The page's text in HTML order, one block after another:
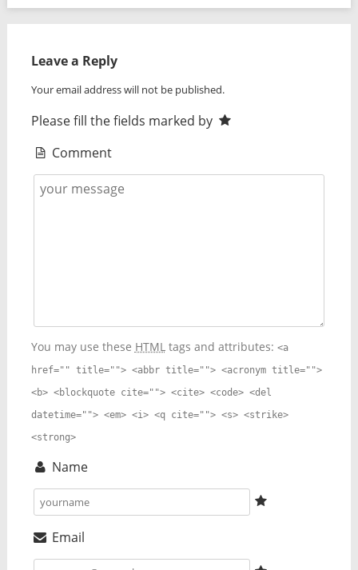
Leave a Reply
Your email address will not be published.
Please fill the fields marked by
Comment
You may use these HTMLtags and attributes: <a
href="" title=""> <abbr title=""> <acronym title="">
<b> <blockquote cite=""> <cite> <code> <del
datetime=""> <em> <i> <q cite=""> <s> <strike>
<strong>
Name
Email